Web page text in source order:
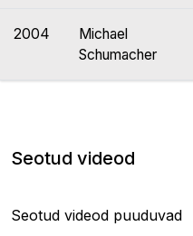
2004
Michael
Schumacher
Seotud videod
Seotud videod puuduvad